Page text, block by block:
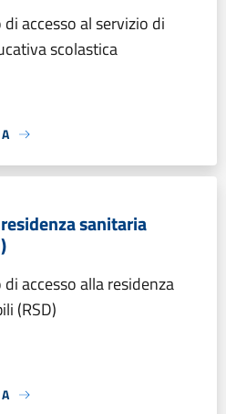
accesso al servizio di
scolastica
sanitaria
accesso alla residenza
(RSD)